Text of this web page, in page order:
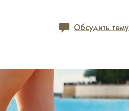
Обсудить тему